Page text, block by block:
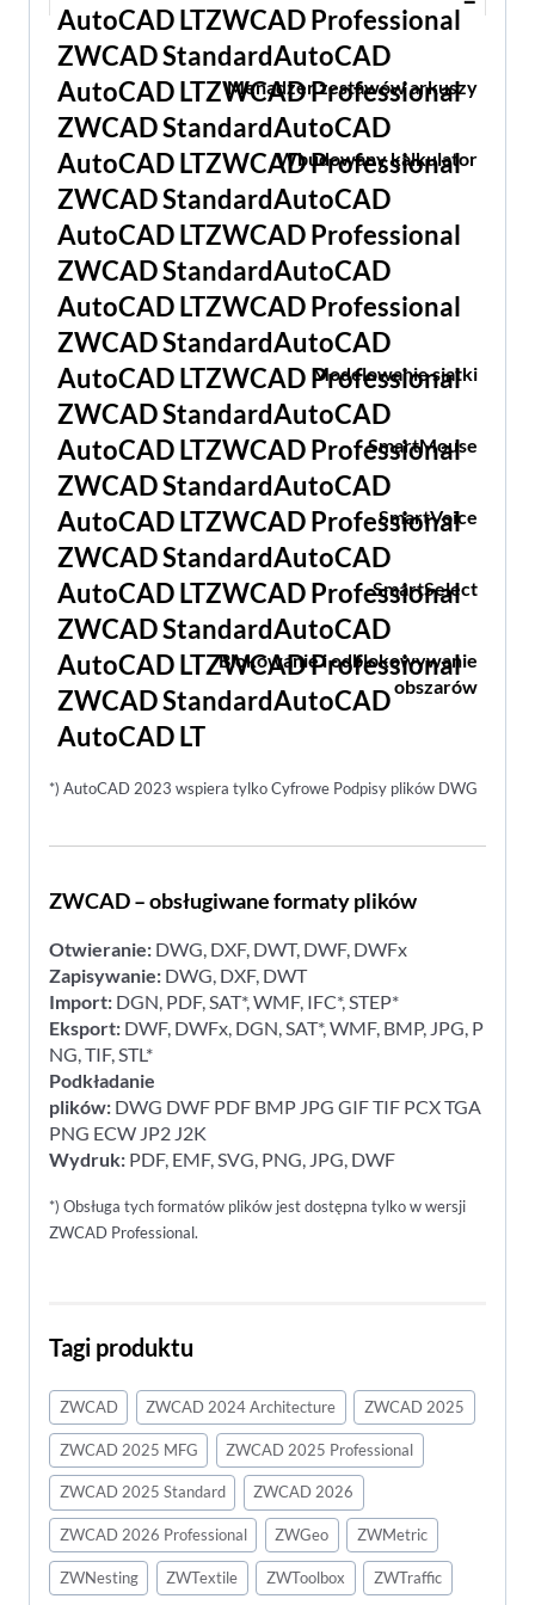
Menadżer zestawów arkuszy
Wbudowany kalkulator
Modelowanie siatki
SmartMouse
SmartVoice
SmartSelect
Blokowanie i odblokowywanie
obszarów
*) AutoCAD 2023 wspiera tylko Cyfrowe Podpisy plików DWG
ZWCAD – obsługiwane formaty plików
Otwieranie: DWG, DXF, DWT, DWF, DWFx
Zapisywanie: DWG, DXF, DWT
Import: DGN, PDF, SAT*, WMF, IFC*, STEP*
Eksport: DWF, DWFx, DGN, SAT*, WMF, BMP, JPG, P
NG, TIF, STL*
Podkładanie
plików: DWG DWF PDF BMP JPG GIF TIF PCX TGA
PNG ECW JP2 J2K
Wydruk: PDF, EMF, SVG, PNG, JPG, DWF
*) Obsługa tych formatów plików jest dostępna tylko w wersji
ZWCAD Professional.
Tagi produktu
ZWCAD ZWCAD 2024 Architecture ZWCAD 2025
ZWCAD 2025 MFG ZWCAD 2025 Professional
ZWCAD 2025 Standard ZWCAD 2026
ZWCAD 2026 Professional ZWGeo ZWMetric
ZWNesting ZWTextile ZWToolbox ZWTraffic